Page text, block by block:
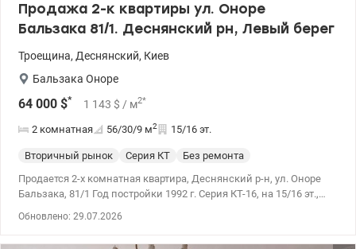
Продажа 2-к квартиры ул. Оноре
Бальзака 81/1. Деснянский рн, Левый берег
Троещина, Деснянский, Киев
Бальзака Оноре
64 000 $* 1 143 $ / м2*
2 комнатная 56/30/9 м2 15/16 эт.
Вторичный рынок Серия КТ
Без ремонта
Продается 2-х комнатная квартира, Деснянский р-н, ул. Оноре
Бальзака, 81/1 Год постройки 1992 г. Серия КТ-16, на 15/16 эт.,
Обновлено: 29.07.2026